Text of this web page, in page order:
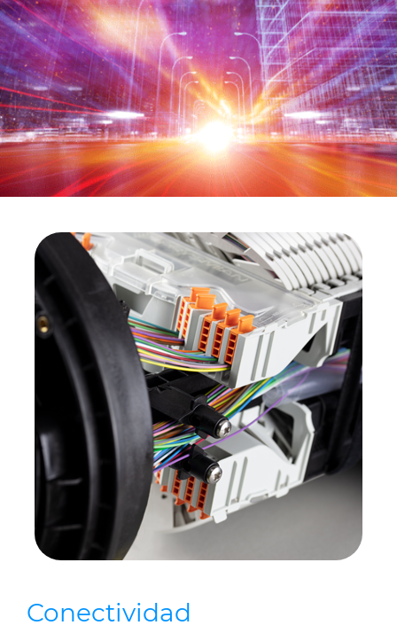
Media
Buscador Dop
People & Careers
Contáctanos
Web Global
PRYSMIAN CLUB
DISCOVER ENERGY
3D
Conectividad